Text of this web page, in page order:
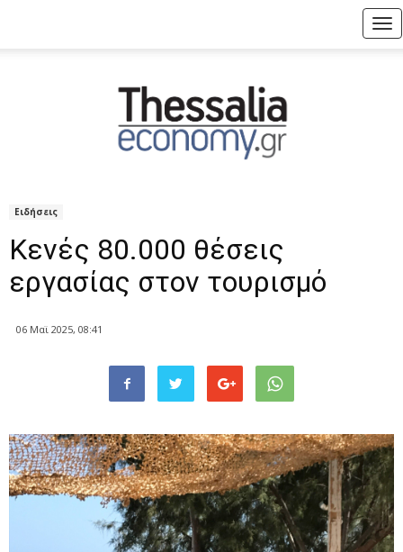
Ειδήσεις
Κενές 80.000 θέσεις
εργασίας στον τουρισμό
06 Μαϊ 2025, 08:41